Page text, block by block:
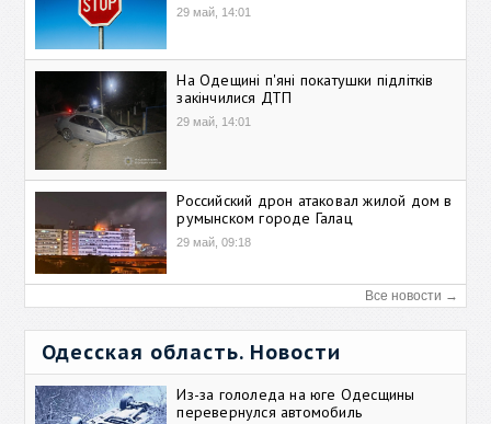
29 май, 14:01
На Одещині п'яні покатушки підлітків
закінчилися ДТП
29 май, 14:01
Российский дрон атаковал жилой дом в
румынском городе Галац
29 май, 09:18
Все новости →
Одесская область. Новости
Из-за гололеда на юге Одесщины
перевернулся автомобиль